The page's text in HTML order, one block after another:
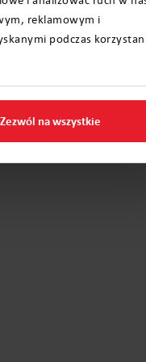
reklamowym i
podczas
Zezwól na wszystkie